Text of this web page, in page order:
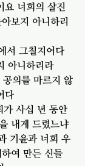
요 너희의 살진
보지 아니하리
서 그칠지어다
아니하리라
의를 마르지 않
다
가 사십 년 동안
내게 드렸느냐
기윤과 너희 우
여 만든 신들